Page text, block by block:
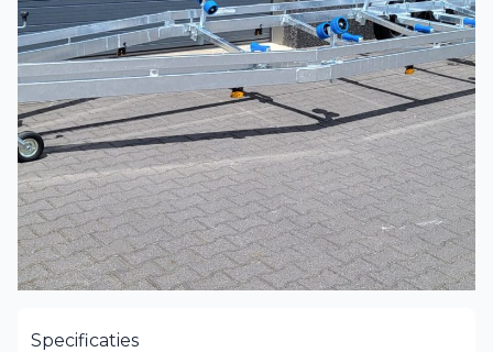
Specificaties